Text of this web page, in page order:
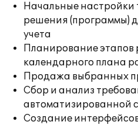
Начальные настройки
решения (программы)
учета
Планирование этапов
календарного плана
Продажа выбранных
Сбор и анализ
автоматизированной
Создание